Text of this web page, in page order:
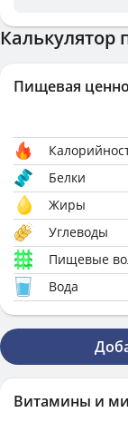
Калькулятор
Пищевая
Белки
Жиры
Углеводы
Пищевые
Вода
Витамины и